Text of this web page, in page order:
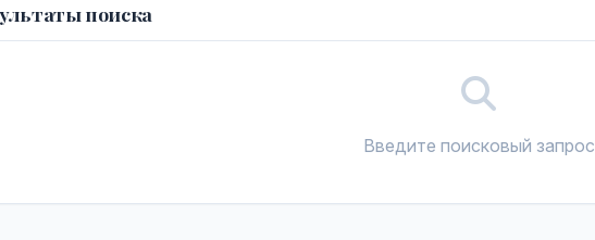
поиска
Введите поисковый запрос